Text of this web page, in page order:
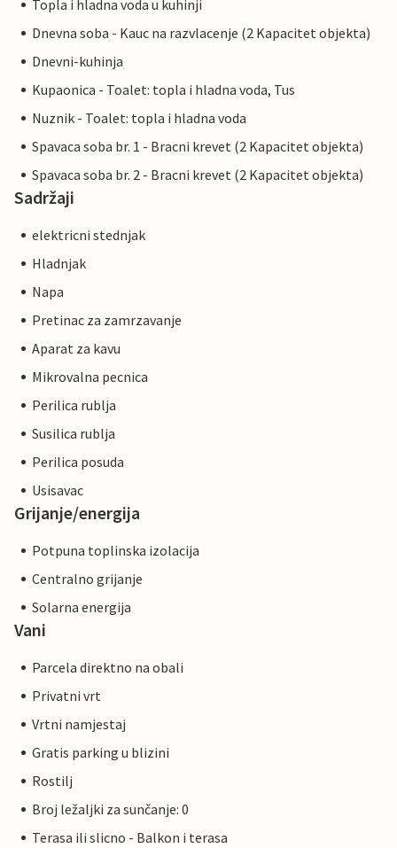
Topla i hladna voda u kuhinji
Dnevna soba - Kauc na razvlacenje (2 Kapacitet objekta)
Dnevni-kuhinja
Kupaonica - Toalet: topla i hladna voda, Tus
Nuznik - Toalet: topla i hladna voda
Spavaca soba br. 1 - Bracni krevet (2 Kapacitet objekta)
Spavaca soba br. 2 - Bracni krevet (2 Kapacitet objekta)
Sadržaji
elektricni stednjak
Hladnjak
Napa
Pretinac za zamrzavanje
Aparat za kavu
Mikrovalna pecnica
Perilica rublja
Susilica rublja
Perilica posuda
Usisavac
Grijanje/energija
Potpuna toplinska izolacija
Centralno grijanje
Solarna energija
Vani
Parcela direktno na obali
Privatni vrt
Vrtni namjestaj
Gratis parking u blizini
Rostilj
Broj ležaljki za sunčanje: 0
Terasa ili slicno - Balkon i terasa